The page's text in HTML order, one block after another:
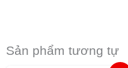
Sản phẩm tương tự